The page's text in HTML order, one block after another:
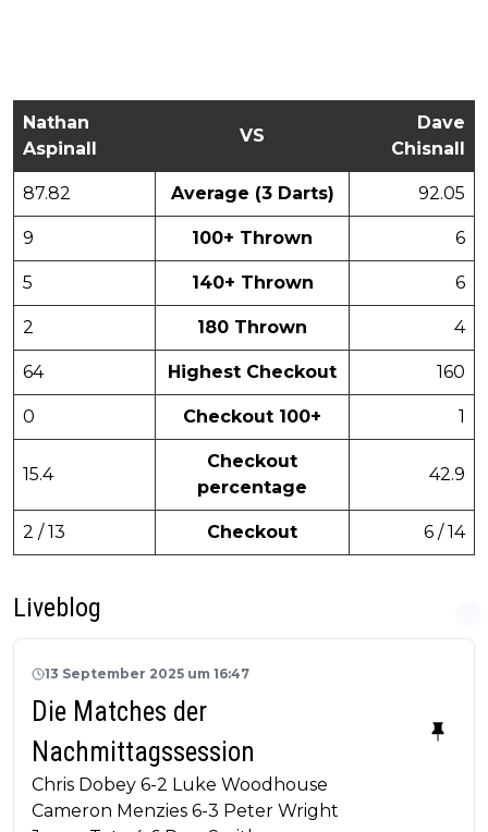
Nathan
Aspinall
VS
Dave
Chisnall
87.82 Average (3 Darts) 92.05
9 100+ Thrown 6
5 140+ Thrown 6
2 180 Thrown 4
64 Highest Checkout 160
0 Checkout 100+ 1
15.4
Checkout
percentage
42.9
2 / 13 Checkout 6 / 14
Liveblog
13 September 2025 um 16:47
Die Matches der
Nachmittagssession
Chris Dobey 6-2 Luke Woodhouse
Cameron Menzies 6-3 Peter Wright